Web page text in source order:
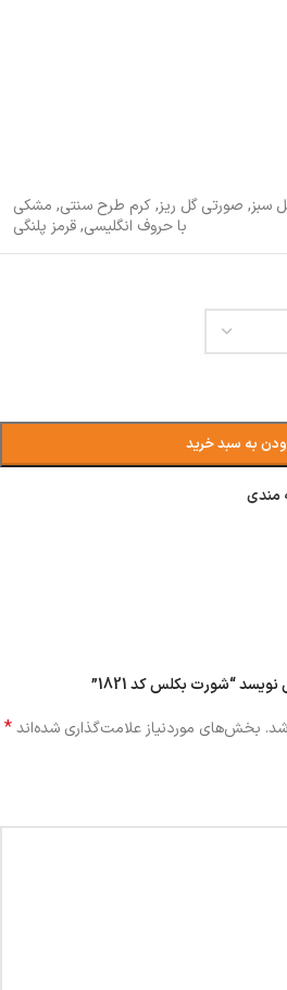
سبز, صورتی گل ریز,کرم طرح سنتی, مشکی
با حروف انگلیسی,قرمز پلنگی
به سبد خرید
مندی
“شورت بکلس کد 1821”
بخش‌های موردنیاز علامت‌گذاری شده‌اند*